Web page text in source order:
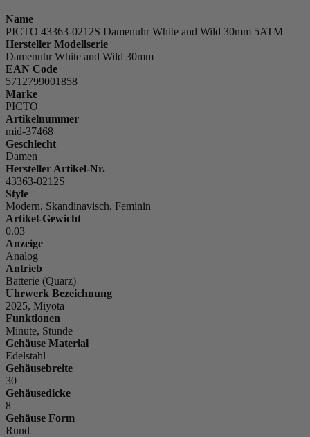
Name
PICTO 43363-0212S Damenuhr White and Wild 30mm 5ATM
Hersteller Modellserie
Damenuhr White and Wild 30mm
EAN Code
5712799001858
Marke
PICTO
Artikelnummer
mid-37468
Geschlecht
Damen
Hersteller Artikel-Nr.
43363-0212S
Style
Modern, Skandinavisch, Feminin
Artikel-Gewicht
0.03
Anzeige
Analog
Antrieb
Batterie (Quarz)
Uhrwerk Bezeichnung
2025, Miyota
Funktionen
Minute, Stunde
Gehäuse Material
Edelstahl
Gehäusebreite
30
Gehäusedicke
8
Gehäuse Form
Rund